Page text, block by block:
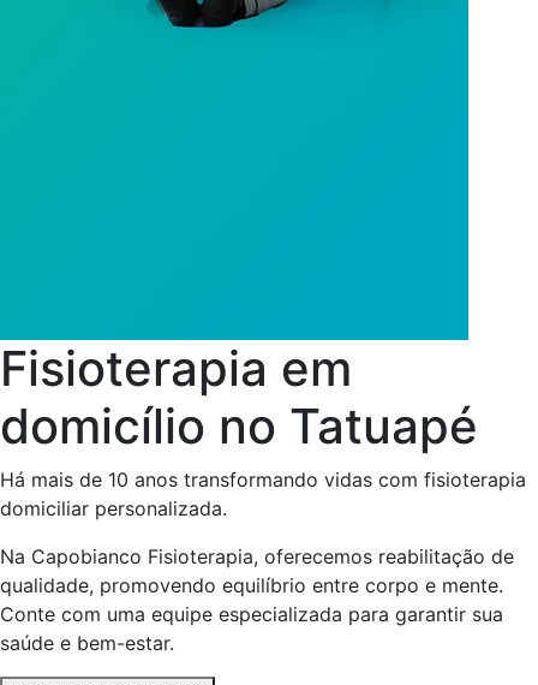
Fisioterapia em
domicílio no Tatuapé
Há mais de 10 anos transformando vidas com fisioterapia
domiciliar personalizada.
Na Capobianco Fisioterapia, oferecemos reabilitação de
qualidade, promovendo equilíbrio entre corpo e mente.
Conte com uma equipe especializada para garantir sua
saúde e bem-estar.